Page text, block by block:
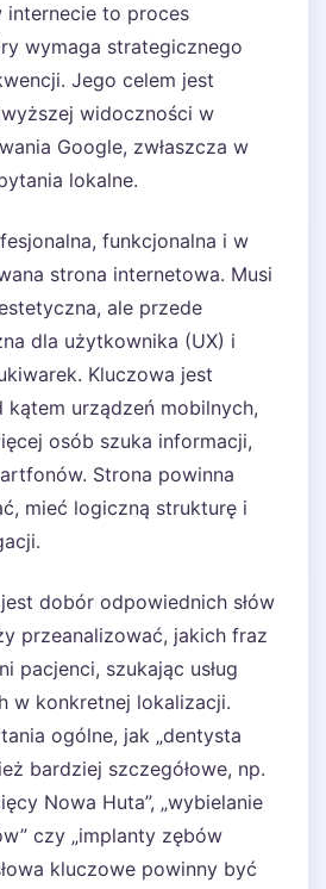
to proces
wymaga strategicznego
Jego celem jest
widoczności w
Google, zwłaszcza w
lokalne.
funkcjonalna i w
strona internetowa. Musi
ale przede
dla użytkownika (UX) i
Kluczowa jest
urządzeń mobilnych,
osób szuka informacji,
Strona powinna
mieć logiczną strukturę i
dobór odpowiednich słów
przeanalizować, jakich fraz
pacjenci, szukając usług
w konkretnej lokalizacji.
ogólne, jak „dentysta
bardziej szczegółowe, np.
Nowa Huta”, „wybielanie
czy „implanty zębów
kluczowe powinny być